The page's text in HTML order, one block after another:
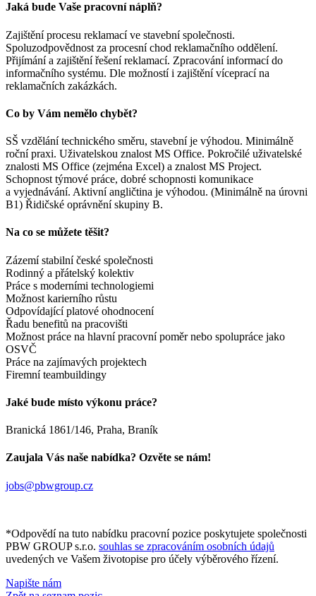
Jaká bude Vaše pracovní náplň?
Zajištění procesu reklamací ve stavební společnosti.
Spoluzodpovědnost za procesní chod reklamačního oddělení.
Přijímání a zajištění řešení reklamací. Zpracování informací do
informačního systému. Dle možností i zajištění víceprací na
reklamačních zakázkách.
Co by Vám nemělo chybět?
SŠ vzdělání technického směru, stavební je výhodou. Minimálně
roční praxi. Uživatelskou znalost MS Office. Pokročilé uživatelské
znalosti MS Office (zejména Excel) a znalost MS Project.
Schopnost týmové práce, dobré schopnosti komunikace
a vyjednávání. Aktivní angličtina je výhodou. (Minimálně na úrovni
B1) Řidičské oprávnění skupiny B.
Na co se můžete těšit?
Zázemí stabilní české společnosti
Rodinný a přátelský kolektiv
Práce s moderními technologiemi
Možnost karierního růstu
Odpovídající platové ohodnocení
Řadu benefitů na pracovišti
Možnost práce na hlavní pracovní poměr nebo spolupráce jako
OSVČ
Práce na zajímavých projektech
Firemní teambuildingy
Jaké bude místo výkonu práce?
Branická 1861/146, Praha, Braník
Zaujala Vás naše nabídka? Ozvěte se nám!
jobs@pbwgroup.cz
*Odpovědí na tuto nabídku pracovní pozice poskytujete společnosti
PBW GROUP s.r.o. souhlas se zpracováním osobních údajů
uvedených ve Vašem životopise pro účely výběrového řízení.
Napište nám